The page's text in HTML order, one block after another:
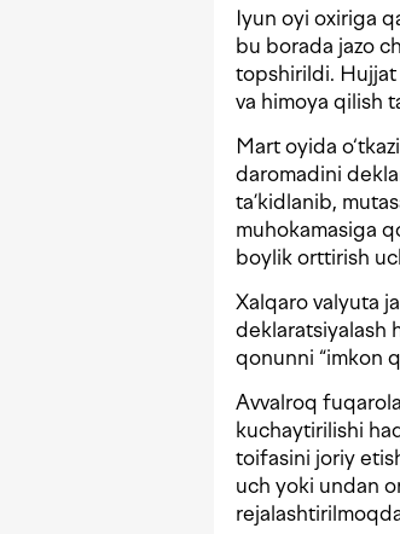
Iyun oyi oxiriga
bu borada jazo
topshirildi. Hujjat
va himoya qilish
Mart oyida
daromadini
ta’kidlanib,
muhokamasiga
boylik orttirish
Xalqaro valyuta
deklaratsiyalash
qonunni “imkon
Avvalroq
kuchaytirilishi
toifasini joriy
uch yoki undan